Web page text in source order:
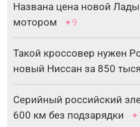
Названа цена новой
мотором
✦9
Такой кроссовер нужен
новый Ниссан за 850
Серийный российский
600 км без подзарядки